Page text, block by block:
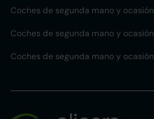
Coches de segunda mano y ocasión
Coches de segunda mano y ocasión
Coches de segunda mano y ocasión